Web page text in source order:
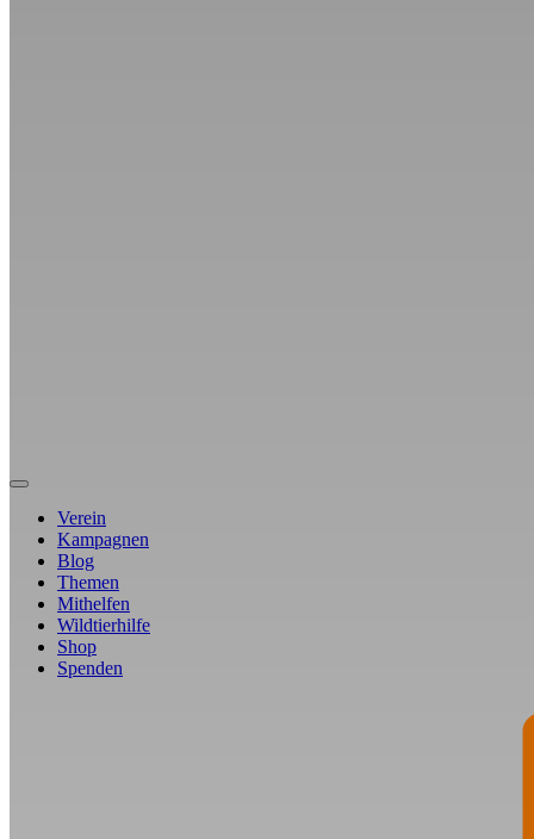
Verein
Kampagnen
Blog
Themen
Mithelfen
Wildtierhilfe
Shop
Spenden